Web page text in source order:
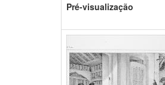
Pré-visualização